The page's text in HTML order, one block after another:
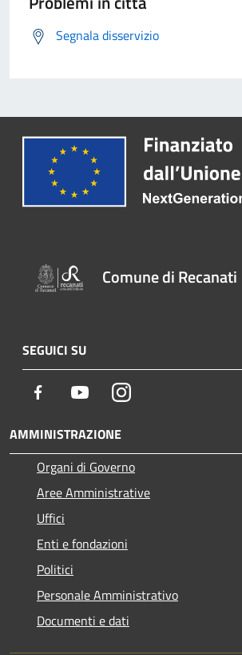
Segnala disservizio
Comune di Recanati
SEGUICI SU
Facebook YoutubeInstagram
AMMINISTRAZIONE
Organi di Governo
Aree Amministrative
Uffici
Enti e fondazioni
Politici
Personale Amministrativo
Documenti e dati